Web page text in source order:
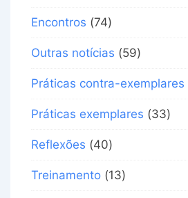
Encontros (74)
Outras notícias (59)
Práticas contra-exemplares
Práticas exemplares (33)
Reflexões (40)
Treinamento (13)